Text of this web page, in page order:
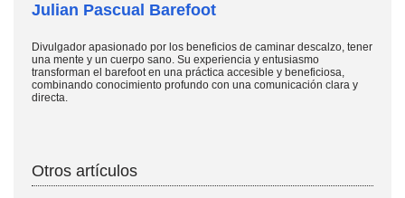
Julian Pascual Barefoot
Divulgador apasionado por los beneficios de caminar descalzo, tener
una mente y un cuerpo sano. Su experiencia y entusiasmo
transforman el barefoot en una práctica accesible y beneficiosa,
combinando conocimiento profundo con una comunicación clara y
directa.
Otros artículos